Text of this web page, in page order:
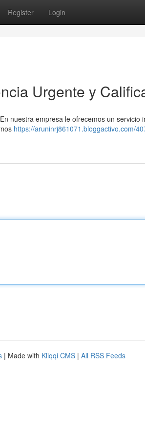
Register Login
Urgente y
nuestra empresa le ofrecemos un servicio
https://aruninrj861071.bloggactivo.com/
| Made with Kliqqi CMS | All RSS Feeds